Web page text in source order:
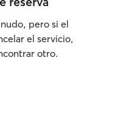
pero si el
el servicio,
otro.